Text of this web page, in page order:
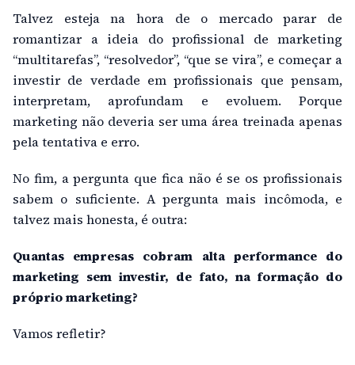
Talvez esteja na hora de o mercado parar de
romantizar a ideia do profissional de marketing
“multitarefas”, “resolvedor”, “que se vira”, e começar a
investir de verdade em profissionais que pensam,
interpretam, aprofundam e evoluem. Porque
marketing não deveria ser uma área treinada apenas
pela tentativa e erro.
No fim, a pergunta que fica não é se os profissionais
sabem o suficiente. A pergunta mais incômoda, e
talvez mais honesta, é outra:
Quantas empresas cobram alta performance do
marketing sem investir, de fato, na formação do
próprio marketing?
Vamos refletir?